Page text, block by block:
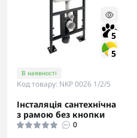
5
5
В наявності
Код товару: NKP 0026 1/2/5
Інсталяція сантехнічна
з рамою без кнопки
0